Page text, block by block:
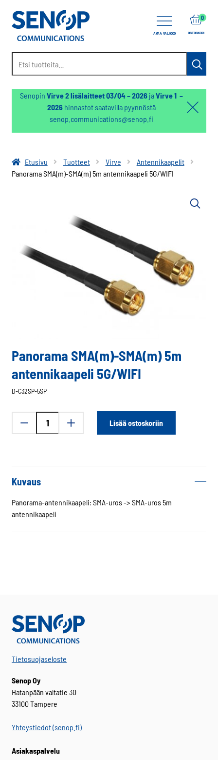
AVAA VALIKKO OSTOSKORI
0items
Senopin Virve 2 lisälaitteet Q3/Q4 – 2026jaVirve 1 –
2026hinnastot saatavilla pyynnöstä
senop.communications@senop.fi
Etusivu Tuotteet Virve
Antennikaapelit
Panorama SMA(m)-SMA(m) 5m antennikaapeli 5G/WIFI
Panorama SMA(m)-SMA(m) 5m
antennikaapeli 5G/WIFI
D-C32SP-5SP
antennikaapeli
määrä
Lisää ostoskoriin
Kuvaus
Panorama-antennikaapeli: SMA-uros -> SMA-uros 5m
antennikaapeli
Tietosuojaseloste
Senop Oy
Hatanpään valtatie 30
33100 Tampere
Yhteystiedot (senop.fi)
Asiakaspalvelu